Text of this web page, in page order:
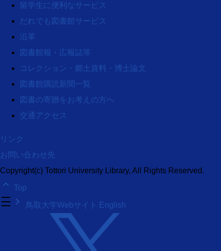
留学生に便利なサービス
だれでも図書館サービス
沿革
図書館報・広報誌等
コレクション・郷土資料・博士論文
図書館購読新聞一覧
図書の寄贈をお考えの方へ
交通アクセス
リンク
お問い合わせ先
Copyright(c) Tottori University Library, All Rights Reserved.
keyboard_arrow_up Top
density_medium keyboard_arrow_right 鳥取大学Webサイト English